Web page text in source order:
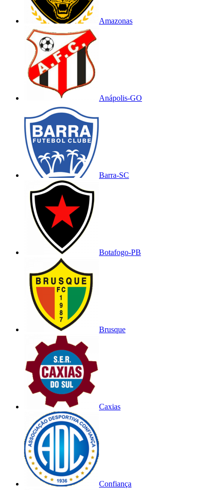
Amazonas
Anápolis-GO
Barra-SC
Botafogo-PB
Brusque
Caxias
Confiança